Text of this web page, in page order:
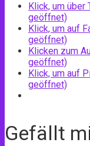
Klick, um
geöffnet)
Klick, um auf
geöffnet)
Klicken zum
geöffnet)
Klick, um auf
geöffnet)
Gefällt